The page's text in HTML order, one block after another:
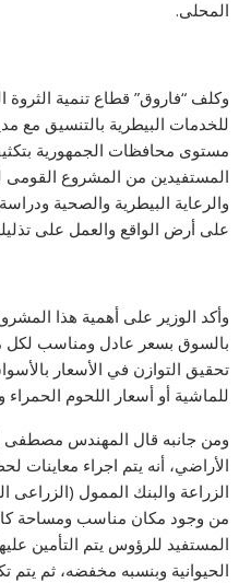
المحلى.
وكلف “فاروق” قطاع تنمية الثروة
للخدمات البيطرية بالتنسيق مع
مستوى محافظات الجمهورية
المستفيدين من المشروع القومى
والرعاية البيطرية والصحية
على أرض الواقع والعمل على
وأكد الوزير على أهمية هذا
بالسوق بسعر عادل ومناسب لكل
تحقيق التوازن في الأسعار
للماشية أو أسعار اللحوم الحمراء
ومن جانبه قال المهندس مصطفى
الأراضي، أنه يتم اجراء معاينات
الزراعة والبنك الممول (الزراعى
من وجود مكان مناسب ومساحة
المستفيد للرؤوس يتم التأمين
الحيوانية وبنسبه مخفضه، ثم يتم